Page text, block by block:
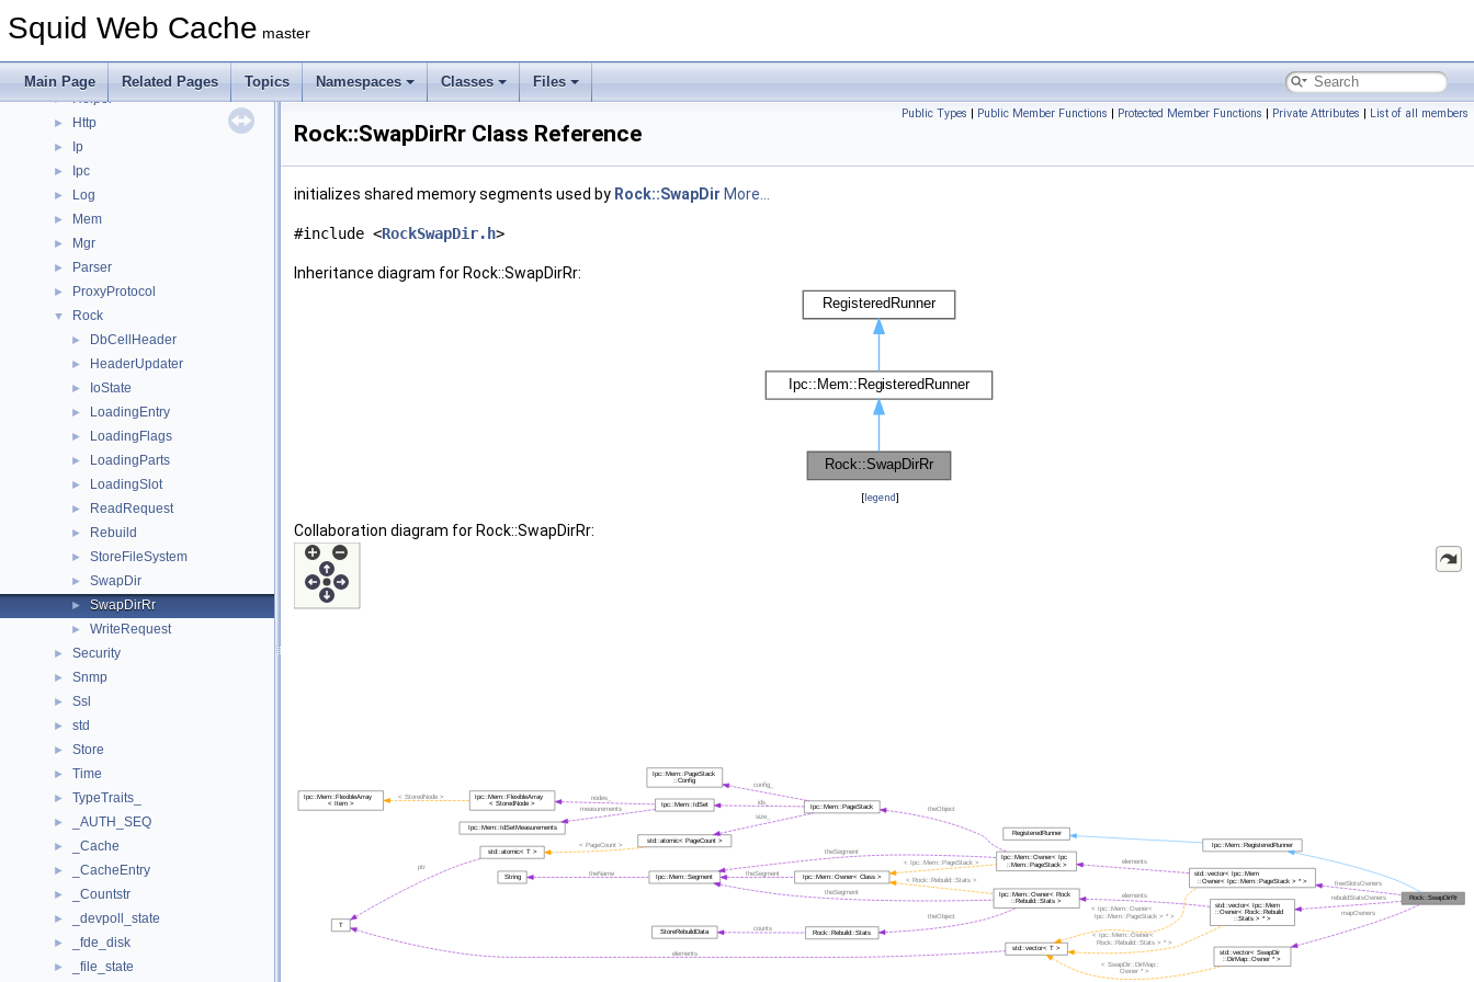
Squid Web Cache master
Main Page Related Pages Topics Namespaces Classes Files
► Format
►
► Helper
► Http
► Ip
► Ipc
► Log
► Mem
► Mgr
► Parser
► ProxyProtocol
▼ Rock
► DbCellHeader
► HeaderUpdater
► IoState
► LoadingEntry
► LoadingFlags
► LoadingParts
► LoadingSlot
► ReadRequest
► Rebuild
► StoreFileSystem
► SwapDir
► SwapDirRr
► WriteRequest
► Security
► Snmp
► Ssl
► std
► Store
► Time
► TypeTraits_
► _AUTH_SEQ
► _Cache
► _CacheEntry
► _Countstr
► _devpoll_state
► _fde_disk
► _file_state
Public Types | Public Member Functions | Protected Member Functions | Private Attributes | List of all members
Rock::SwapDirRr Class Reference
initializes shared memory segments used by Rock::SwapDir More...
#include <RockSwapDir.h>
Inheritance diagram for Rock::SwapDirRr:
[legend]
Collaboration diagram for Rock::SwapDirRr: